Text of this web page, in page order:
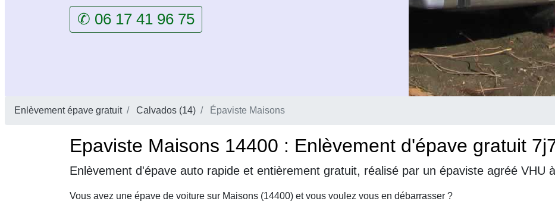
✆ 06 17 41 96 75
Enlèvement épave gratuit Calvados (14) Épaviste Maisons
Epaviste Maisons 14400 : Enlèvement d'épave gratuit
Enlèvement d'épave auto rapide et entièrement gratuit, réalisé par un épaviste agréé VHU
Vous avez une épave de voiture sur Maisons (14400) et vous voulez vous en débarrasser ?